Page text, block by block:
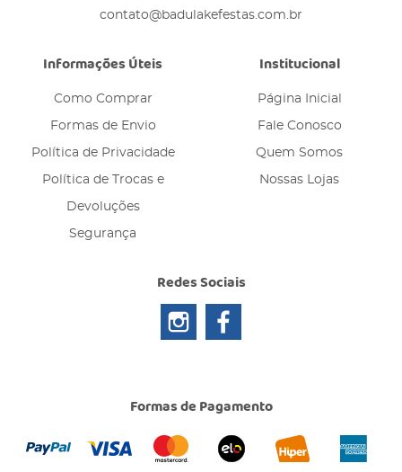
contato@badulakefestas.com.br
Informações Úteis
Como Comprar
Formas de Envio
Política de Privacidade
Política de Trocas e
Devoluções
Segurança
Institucional
Página Inicial
Fale Conosco
Quem Somos
Nossas Lojas
Redes Sociais
Formas de Pagamento